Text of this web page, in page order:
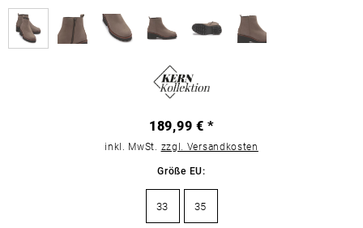
189,99 € *
inkl. MwSt. zzgl. Versandkosten
Größe EU:
33 35